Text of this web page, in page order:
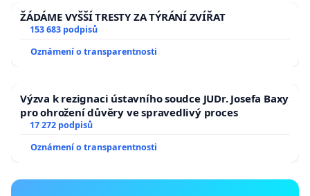
ŽÁDÁME VYŠŠÍ TRESTY ZA TÝRÁNÍ ZVÍŘAT
153 683 podpisů
Oznámení o transparentnosti
Výzva k rezignaci ústavního soudce JUDr. Josefa Baxy
pro ohrožení důvěry ve spravedlivý proces
17 272 podpisů
Oznámení o transparentnosti